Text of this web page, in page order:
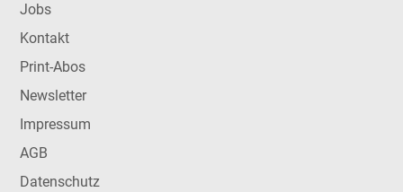
Jobs
Kontakt
Print-Abos
Newsletter
Impressum
AGB
Datenschutz